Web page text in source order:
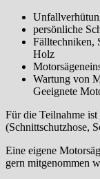
persönliche
Fälltechniken,
Holz
Wartung von
Geeignete
Für die Teilnahme
(Schnittschutzhose,
Eine eigene
gern mitgenommen